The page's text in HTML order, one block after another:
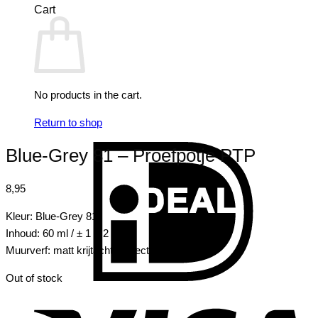
Cart
No products in the cart.
Return to shop
Blue-Grey 81 – Proefpotje PTP
8,95
Kleur: Blue-Grey 81
Inhoud: 60 ml / ± 1 m2
Muurverf: matt krijtachtig effect
Out of stock